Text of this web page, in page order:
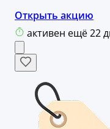
Открыть акцию
активен ещё 22